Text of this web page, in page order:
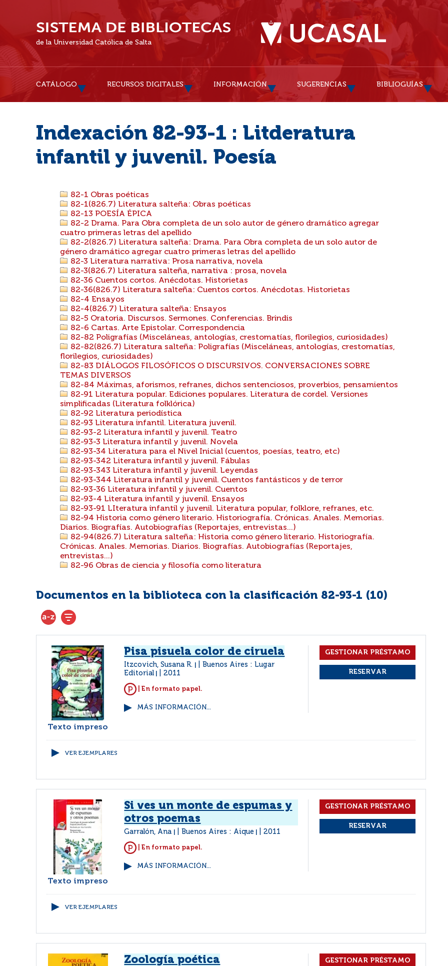
de la Universidad Católica de Salta
CATÁLOGO RECURSOS DIGITALES INFORMACIÓN SUGERENCIAS BIBLIOGUÍAS
Indexación 82-93-1 : Litderatura
infantil y juvenil. Poesía
82-1 Obras poéticas
82-1(826.7) Literatura salteña: Obras poéticas
82-13 POESÍA ÉPICA
82-2 Drama. Para Obra completa de un solo autor de género dramático agregar
cuatro primeras letras del apellido
82-2(826.7) Literatura salteña: Drama. Para Obra completa de un solo autor de
género dramático agregar cuatro primeras letras del apellido
82-3 Literatura narrativa: Prosa narrativa, novela
82-3(826.7) Literatura salteña, narrativa : prosa, novela
82-36 Cuentos cortos. Anécdotas. Historietas
82-36(826.7) Literatura salteña: Cuentos cortos. Anécdotas. Historietas
82-4 Ensayos
82-4(826.7) Literatura salteña: Ensayos
82-5 Oratoria. Discursos. Sermones. Conferencias. Brindis
82-6 Cartas. Arte Epistolar. Correspondencia
82-82 Poligrafías (Misceláneas, antologías, crestomatías, florilegios, curiosidades)
82-82(826.7) Literatura salteña: Poligrafías (Misceláneas, antologías, crestomatías,
florilegios, curiosidades)
82-83 DIÁLOGOS FILOSÓFICOS O DISCURSIVOS. CONVERSACIONES SOBRE
TEMAS DIVERSOS
82-84 Máximas, aforismos, refranes, dichos sentenciosos, proverbios, pensamientos
82-91 Literatura popular. Ediciones populares. Literatura de cordel. Versiones
simplificadas (Literatura folklórica)
82-92 Literatura periodística
82-93 Literatura infantil. Literatura juvenil.
82-93-2 Literatura infantil y juvenil. Teatro
82-93-3 Literatura infantil y juvenil. Novela
82-93-34 Literatura para el Nivel Inicial (cuentos, poesías, teatro, etc)
82-93-342 Literatura infantil y juvenil. Fábulas
82-93-343 Literatura infantil y juvenil. Leyendas
82-93-344 Literatura infantil y juvenil. Cuentos fantásticos y de terror
82-93-36 Literatura infantil y juvenil. Cuentos
82-93-4 Literatura infantil y juvenil. Ensayos
82-93-91 LIteratura infantil y juvenil. Literatura popular, folklore, refranes, etc.
82-94 Historia como género literario. Historiografía. Crónicas. Anales. Memorias.
Diarios. Biografías. Autobiografías (Reportajes, entrevistas...)
82-94(826.7) Literatura salteña: Historia como género literario. Historiografía.
Crónicas. Anales. Memorias. Diarios. Biografías. Autobiografías (Reportajes,
entrevistas...)
82-96 Obras de ciencia y filosofía como literatura
Documentos en la biblioteca con la clasificación 82-93-1 (10)
Texto impreso
Pisa pisuela color de ciruela
Itzcovich, Susana R.
Buenos Aires : Lugar
Editorial
2011
| En formato papel.
MÁS INFORMACIÓN...
VER EJEMPLARES
Texto impreso
Si ves un monte de espumas y
otros poemas
Garralón, Ana Buenos Aires : Aique 2011
| En formato papel.
MÁS INFORMACIÓN...
VER EJEMPLARES
Zoología poética